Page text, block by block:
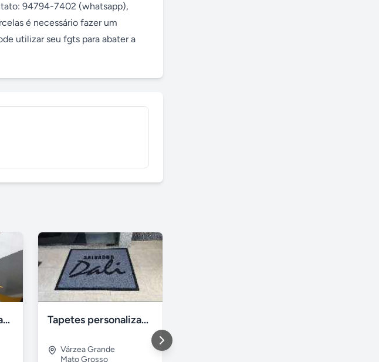
94794-7402 (whatsapp),
é necessário fazer um
utilizar seu fgts para abater a
Estrela de tecido para decoração Tapetes personalizados
Várzea Grande
Mato Grosso